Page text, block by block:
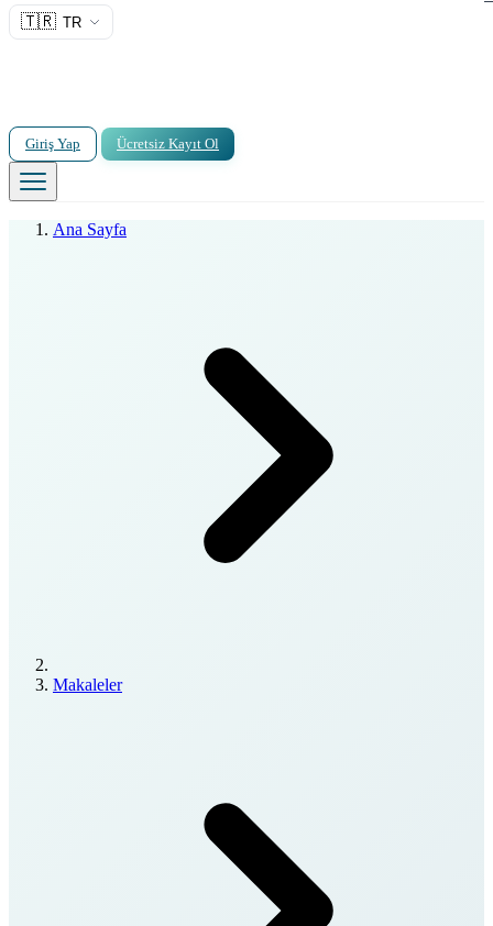
🇹🇷 TR
Giriş Yap Ücretsiz Kayıt Ol
Ana Sayfa
Makaleler